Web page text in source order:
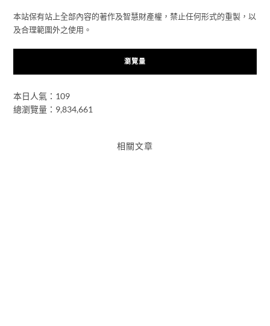
本站保有站上全部內容的著作及智慧財產權，禁止任何形式的重製，以
及合理範圍外之使用。
瀏覽量
本日人氣：109
總瀏覽量：9,834,661
相關文章